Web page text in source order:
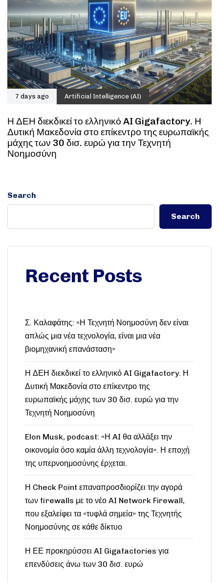
7 days ago Artificial Intelligence (AI)
Η ΔΕΗ διεκδικεί το ελληνικό AI Gigafactory. Η
Δυτική Μακεδονία στο επίκεντρο της ευρωπαϊκής
μάχης των 30 δισ. ευρώ για την Τεχνητή
Νοημοσύνη
Search
Search
Recent Posts
Σ. Καλαφάτης: «Η Τεχνητή Νοημοσύνη δεν είναι
απλώς μια νέα τεχνολογία, είναι μια νέα
βιομηχανική επανάσταση»
Η ΔΕΗ διεκδικεί το ελληνικό AI Gigafactory. Η
Δυτική Μακεδονία στο επίκεντρο της
ευρωπαϊκής μάχης των 30 δισ. ευρώ για την
Τεχνητή Νοημοσύνη
Elon Musk, podcast: «Η AI θα αλλάξει την
οικονομία όσο καμία άλλη τεχνολογία». Η εποχή
της υπερνοημοσύνης έρχεται.
Η Check Point επαναπροσδιορίζει την αγορά
των firewalls με το νέο AI Network Firewall,
που εξαλείφει τα «τυφλά σημεία» της Τεχνητής
Νοημοσύνης σε κάθε δίκτυο
Η ΕΕ προκηρύσσει AI Gigafactories για
επενδύσεις άνω των 30 δισ. ευρώ